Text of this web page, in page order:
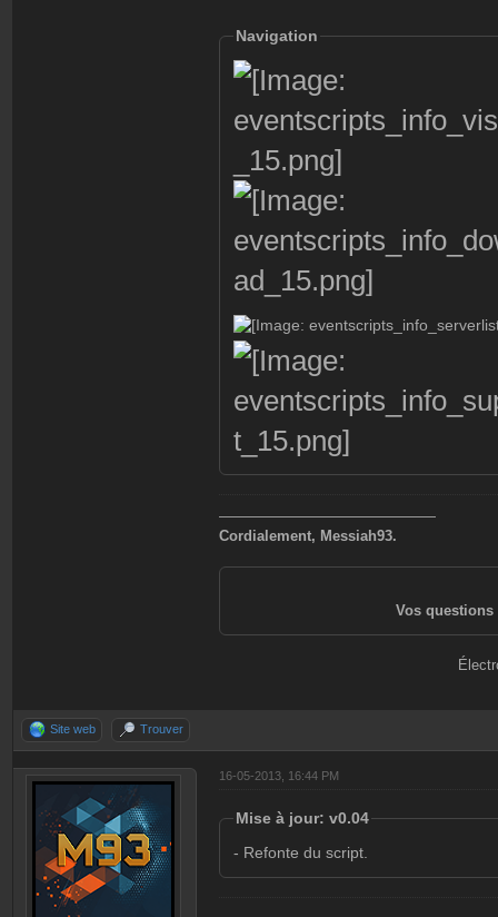
Navigation
———————————————
Cordialement, Messiah93.
Vos questions
Site web Trouver
16-05-2013, 16:44 PM
Mise à jour: v0.04
- Refonte du script.